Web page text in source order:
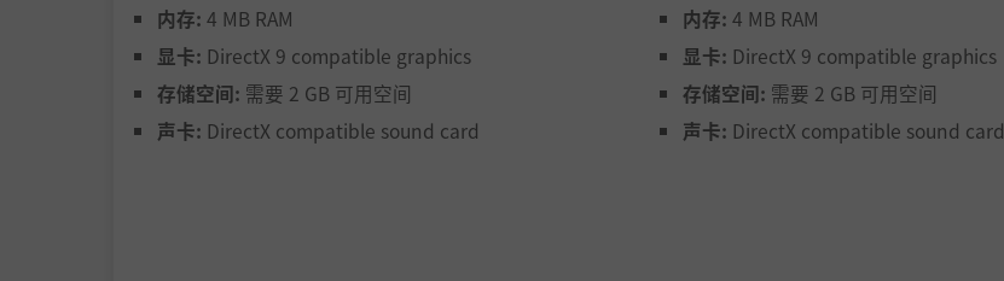
内存: 4 MB RAM
显卡: DirectX 9 compatible graphics
存储空间: 需要 2 GB 可用空间
声卡: DirectX compatible sound card
内存: 4 MB RAM
显卡: DirectX 9 compatible graphics
存储空间: 需要 2 GB 可用空间
声卡: DirectX compatible sound card